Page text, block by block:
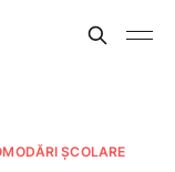
ȘCOLARE